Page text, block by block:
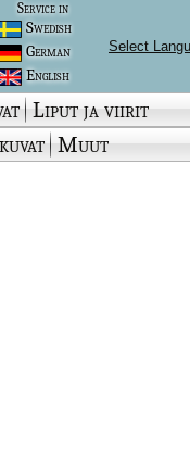
Service in
Swedish
German
English
Select
Liput ja viirit
Muut